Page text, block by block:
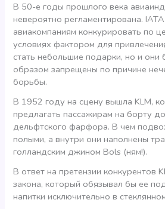
В 50-е годы прошлого века
невероятно регламентирована.
авиакомпаниям конкурировать по
условиях фактором для
стать небольшие подарки, но и
образом запрещены по причине
борьбы.
В 1952 году на сцену вышла KLM,
предлагать пассажирам на борту
дельфтского фарфора. В чем
полыми, а внутри они наполнены
голландским джином Bols (ням!).
В ответ на претензии конкурентов
закона, который обязывал бы ее
напитки исключительно в